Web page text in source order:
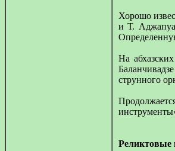
Хорошо
и Т.
На
струнного
Реликтовые